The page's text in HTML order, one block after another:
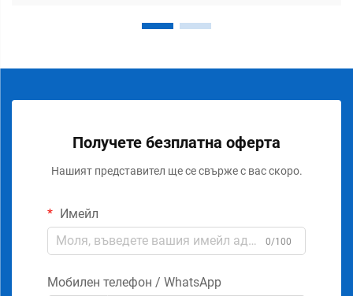
Получете безплатна оферта
Нашият представител ще се свърже с вас скоро.
Имейл
0/100
Мобилен телефон / WhatsApp